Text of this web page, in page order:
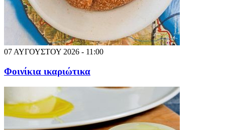
07 ΑΥΓΟΥΣΤΟΥ 2026 - 11:00
Φοινίκια ικαριώτικα